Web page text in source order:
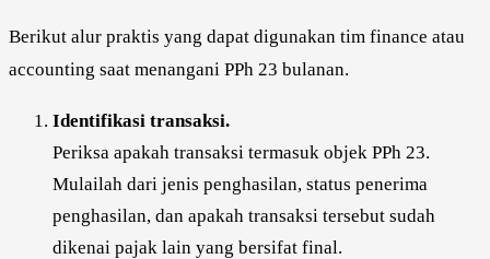
Berikut alur praktis yang dapat digunakan tim finance atau
accounting saat menangani PPh 23 bulanan.
Identifikasi transaksi.
Periksa apakah transaksi termasuk objek PPh 23.
Mulailah dari jenis penghasilan, status penerima
penghasilan, dan apakah transaksi tersebut sudah
dikenai pajak lain yang bersifat final.